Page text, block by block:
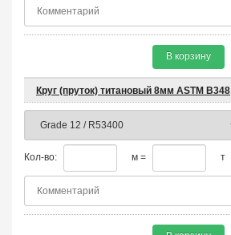
В корзину
Круг (пруток) титановый 8мм ASTM B348
Кол-во: м = т